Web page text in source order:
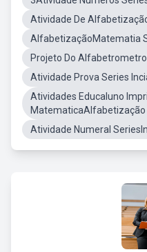
Atividade De
AlfabetizaçãoMatematia
Projeto Do
Atividade Prova Series
Atividades Educaluno
MatematicaAlfabetização
Atividade Numeral